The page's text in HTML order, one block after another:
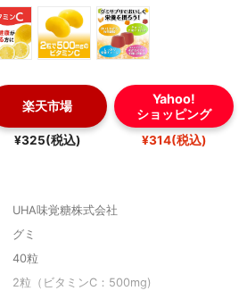
楽天市場
¥325(税込)
Yahoo!
ショッピング
¥314(税込)
UHA味覚糖株式会社
グミ
40粒
2粒（ビタミンC：500mg)